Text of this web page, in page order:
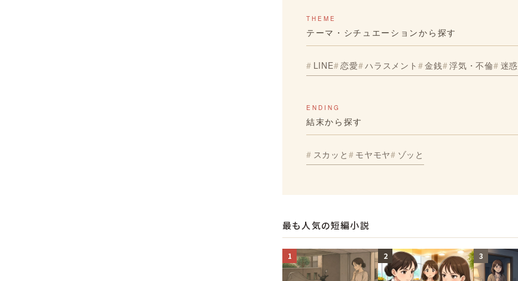
THEME
テーマ・シチュエーションから探す
LINE 恋愛 ハラスメント 金銭 浮気・不倫 迷惑
ENDING
結末から探す
スカッと モヤモヤ ゾッと
最も人気の短編小説
1 2 3